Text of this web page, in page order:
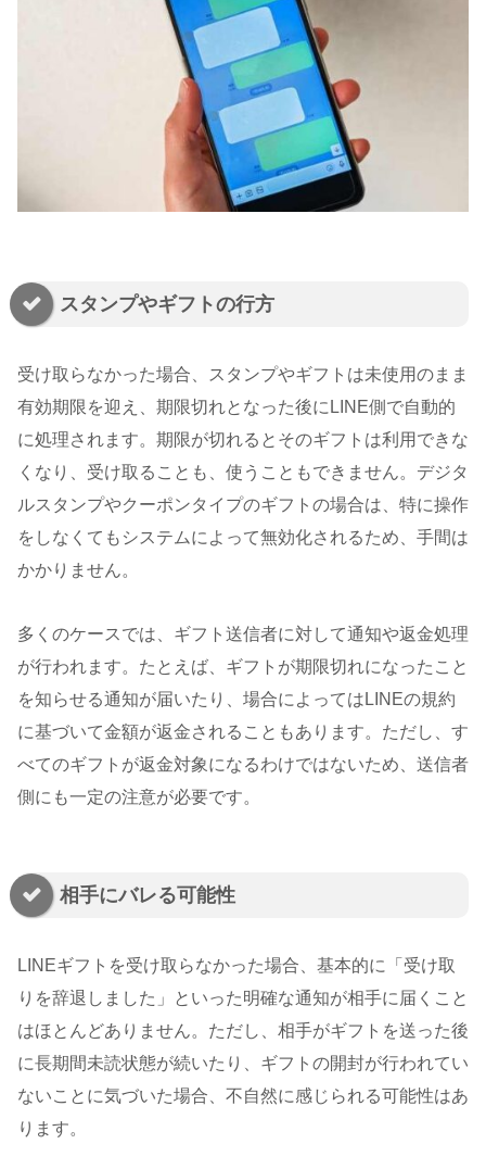
スタンプやギフトの行方
受け取らなかった場合、スタンプやギフトは未使用のまま
有効期限を迎え、期限切れとなった後にLINE側で自動的
に処理されます。期限が切れるとそのギフトは利用できな
くなり、受け取ることも、使うこともできません。デジタ
ルスタンプやクーポンタイプのギフトの場合は、特に操作
をしなくてもシステムによって無効化されるため、手間は
かかりません。
多くのケースでは、ギフト送信者に対して通知や返金処理
が行われます。たとえば、ギフトが期限切れになったこと
を知らせる通知が届いたり、場合によってはLINEの規約
に基づいて金額が返金されることもあります。ただし、す
べてのギフトが返金対象になるわけではないため、送信者
側にも一定の注意が必要です。
相手にバレる可能性
LINEギフトを受け取らなかった場合、基本的に「受け取
りを辞退しました」といった明確な通知が相手に届くこと
はほとんどありません。ただし、相手がギフトを送った後
に長期間未読状態が続いたり、ギフトの開封が行われてい
ないことに気づいた場合、不自然に感じられる可能性はあ
ります。